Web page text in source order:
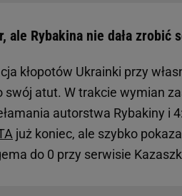
ale Rybakina nie dała zrobić
kłopotów Ukrainki przy
swój atut. W trakcie wymian
autorstwa Rybakiny i
już koniec, ale szybko
do 0 przy serwisie